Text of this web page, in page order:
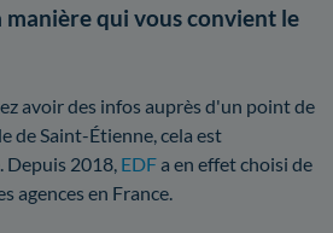
manière qui vous convient le
avoir des infos auprès d'un point de
de Saint-Étienne, cela est
Depuis 2018, EDFa en effet choisi de
agences en France.